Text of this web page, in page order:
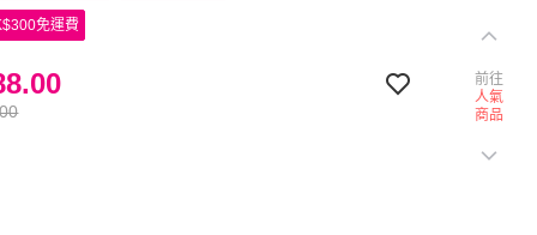
免運費
前往
人氣
商品